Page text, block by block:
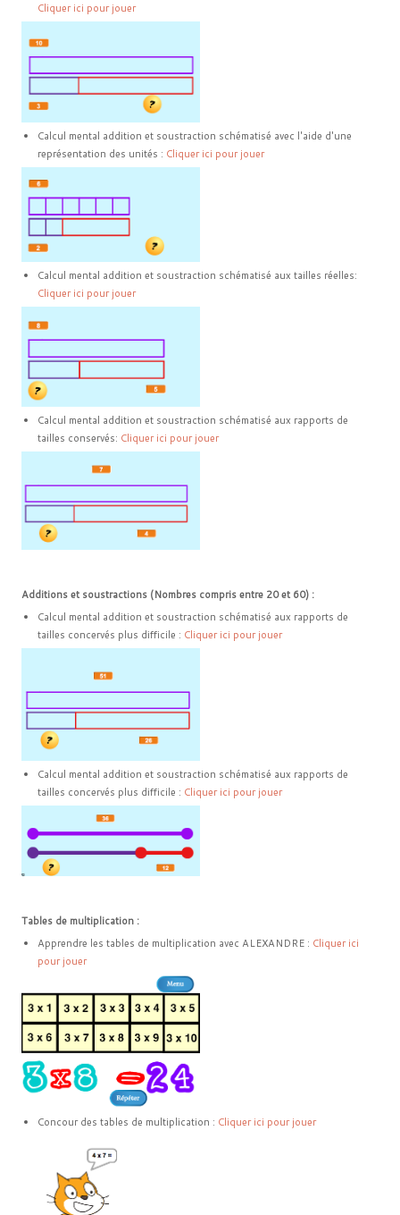
Cliquer ici pour jouer
Calcul mental addition et soustraction schématisé avec l'aide d'une
représentation des unités : Cliquer ici pour jouer
Calcul mental addition et soustraction schématisé aux tailles réelles:
Cliquer ici pour jouer
Calcul mental addition et soustraction schématisé aux rapports de
tailles conservés: Cliquer ici pour jouer
Additions et soustractions (Nombres compris entre 20 et 60) :
Calcul mental addition et soustraction schématisé aux rapports de
tailles concervés plus difficile : Cliquer ici pour jouer
Calcul mental addition et soustraction schématisé aux rapports de
tailles concervés plus difficile : Cliquer ici pour jouer
Tables de multiplication :
Apprendre les tables de multiplication avec ALEXANDRE : Cliquer ici
pour jouer
Concour des tables de multiplication : Cliquer ici pour jouer